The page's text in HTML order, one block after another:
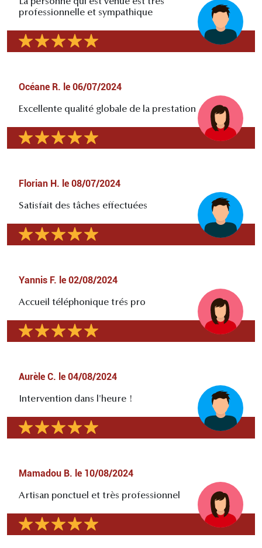
La personne qui est venue est très
professionnelle et sympathique
Océane R. le 06/07/2024
Excellente qualité globale de la prestation
Florian H. le 08/07/2024
Satisfait des tâches effectuées
Yannis F. le 02/08/2024
Accueil téléphonique trés pro
Aurèle C. le 04/08/2024
Intervention dans l'heure !
Mamadou B. le 10/08/2024
Artisan ponctuel et très professionnel